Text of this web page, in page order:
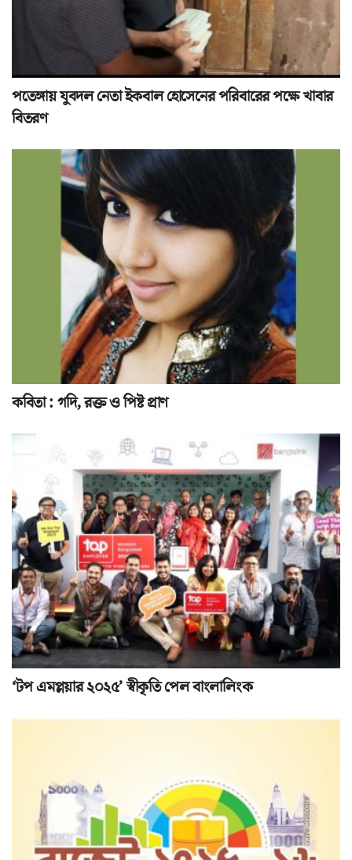
পতেঙ্গায় যুবদল নেতা ইকবাল হোসেনের পরিবারের পক্ষে খাবার
বিতরণ
কবিতা : গদি, রক্ত ও পিষ্ট প্রাণ
‘টপ এমপ্লয়ার ২০২৫’ স্বীকৃতি পেল বাংলালিংক